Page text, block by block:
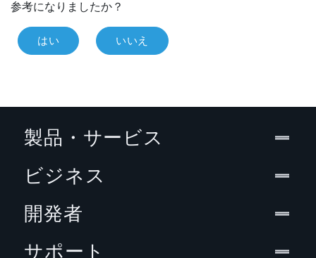
参考になりましたか？
はい いいえ
製品・サービス
ビジネス
開発者
サポート